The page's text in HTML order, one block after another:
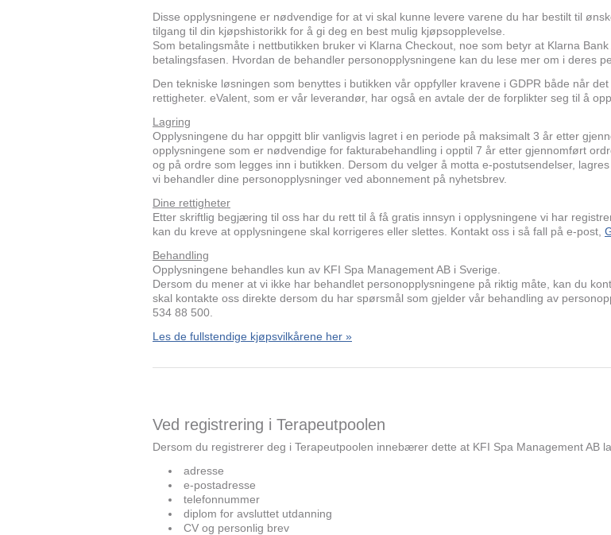
Disse opplysningene er nødvendige for at vi skal kunne levere varene du har bestilt til
tilgang til din kjøpshistorikk for å gi deg en best mulig kjøpsopplevelse.
Som betalingsmåte i nettbutikken bruker vi Klarna Checkout, noe som betyr at Klarna
betalingsfasen. Hvordan de behandler personopplysningene kan du lese mer om i deres
Den tekniske løsningen som benyttes i butikken vår oppfyller kravene i GDPR både når
rettigheter. eValent, som er vår leverandør, har også en avtale der de forplikter seg til å
Lagring
Opplysningene du har oppgitt blir vanligvis lagret i en periode på maksimalt 3 år etter
opplysningene som er nødvendige for fakturabehandling i opptil 7 år etter gjennomført
og på ordre som legges inn i butikken. Dersom du velger å motta e-postutsendelser,
vi behandler dine personopplysninger ved abonnement på nyhetsbrev.
Dine rettigheter
Etter skriftlig begjæring til oss har du rett til å få gratis innsyn i opplysningene vi har
kan du kreve at opplysningene skal korrigeres eller slettes. Kontakt oss i så fall på e-post,
Behandling
Opplysningene behandles kun av KFI Spa Management AB i Sverige.
Dersom du mener at vi ikke har behandlet personopplysningene på riktig måte, kan du
skal kontakte oss direkte dersom du har spørsmål som gjelder vår behandling av
534 88 500.
Les de fullstendige kjøpsvilkårene her »
Ved registrering i Terapeutpoolen
Dersom du registrerer deg i Terapeutpoolen innebærer dette at KFI Spa Management AB
adresse
e-postadresse
telefonnummer
diplom for avsluttet utdanning
CV og personlig brev